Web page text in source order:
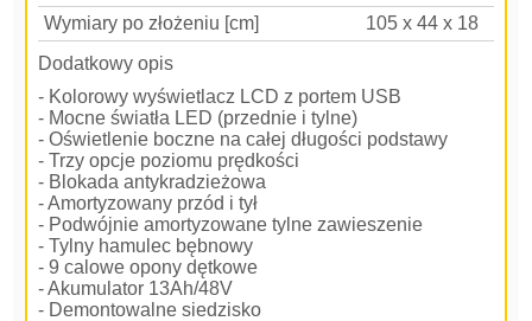
Wymiary po złożeniu [cm]
105 x 44 x 18
Dodatkowy opis
- Kolorowy wyświetlacz LCD z portem USB
- Mocne światła LED (przednie i tylne)
- Oświetlenie boczne na całej długości podstawy
- Trzy opcje poziomu prędkości
- Blokada antykradzieżowa
- Amortyzowany przód i tył
- Podwójnie amortyzowane tylne zawieszenie
- Tylny hamulec bębnowy
- 9 calowe opony dętkowe
- Akumulator 13Ah/48V
- Demontowalne siedzisko